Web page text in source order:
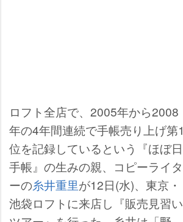
ロフト全店で、2005年から2008
年の4年間連続で手帳売り上げ第1
位を記録しているという『ほぼ日
手帳』の生みの親、コピーライタ
ーの糸井重里が12日(水)、東京・
池袋ロフトに来店し『販売見習い